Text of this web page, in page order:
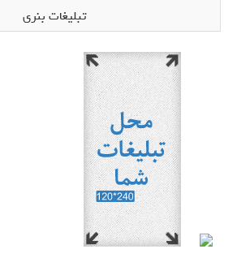
تبلیغات بنری